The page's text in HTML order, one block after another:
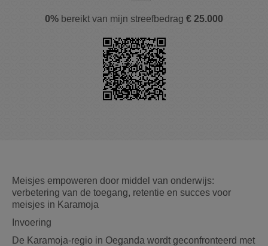
0% bereikt van mijn streefbedrag € 25.000
Meisjes empoweren door middel van onderwijs:
verbetering van de toegang, retentie en succes voor
meisjes in Karamoja
Invoering
De Karamoja-regio in Oeganda wordt geconfronteerd met